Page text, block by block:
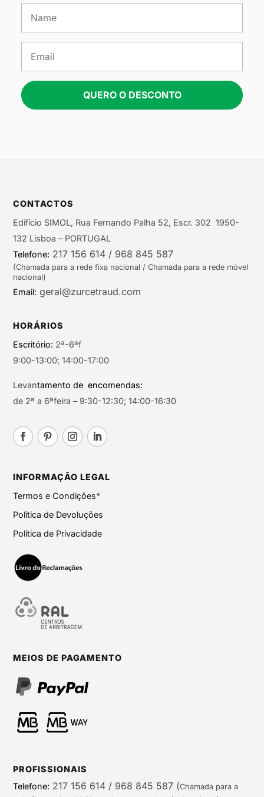
QUERO O DESCONTO
CONTACTOS
Edifício SIMOL, Rua Fernando Palha 52, Escr. 302 1950-
132 Lisboa – PORTUGAL
Telefone: 217 156 614 / 968 845 587
(Chamada para a rede fixa nacional / Chamada para a rede móvel
nacional)
Email: geral@zurcetraud.com
HORÁRIOS
Escritório: 2ª-6ªf
9:00-13:00; 14:00-17:00
Levantamento de encomendas:
de 2ª a 6ªfeira – 9:30-12:30; 14:00-16:30
INFORMAÇÃO LEGAL
Termos e Condições*
Política de Devoluções
Política de Privacidade
MEIOS DE PAGAMENTO
PROFISSIONAIS
Telefone: 217 156 614 / 968 845 587 (Chamada para a